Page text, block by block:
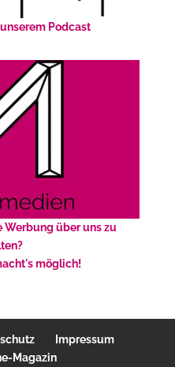
Podcast
Werbung über uns zu
möglich!
Impressum
Magazin